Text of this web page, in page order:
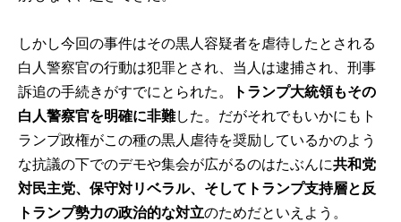
しかし今回の事件はその黒人容疑者を虐待したとされる
白人警察官の行動は犯罪とされ、当人は逮捕され、刑事
訴追の手続きがすでにとられた。
トランプ大統領もその
白人警察官を明確に非難した。だがそれでもいかにもト
ランプ政権がこの種の黒人虐待を奨励しているかのよう
な抗議の下でのデモや集会が広がるのはたぶんに共和党
対民主党、保守対リベラル、そしてトランプ支持層と反
トランプ勢力の政治的な対立のためだといえよう。